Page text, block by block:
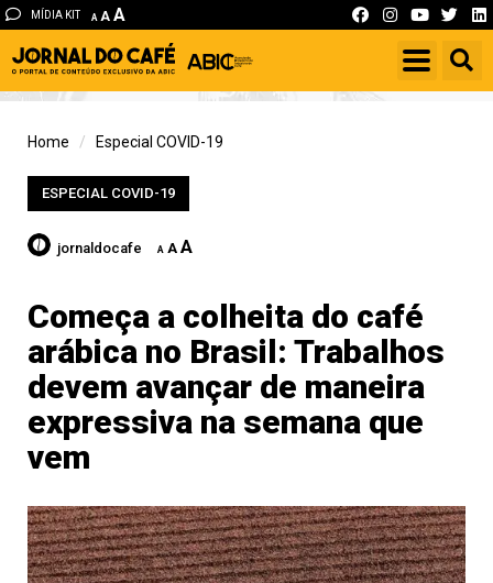
MÍDIA KIT A A A
Home Especial COVID-19
ESPECIAL COVID-19
jornaldocafe A A A
Começa a colheita do café
arábica no Brasil: Trabalhos
devem avançar de maneira
expressiva na semana que
vem